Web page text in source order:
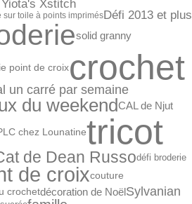
Xstitch
sur toile à points imprimésDéfi 2013 et plus
solid granny
point de croixcrochet
un carré par semaine
du weekendCAL de Njut
chez Lounatinetricot
de Dean Russodéfi broderie
de croixcouture
crochetdécoration de NoëlSylvanian